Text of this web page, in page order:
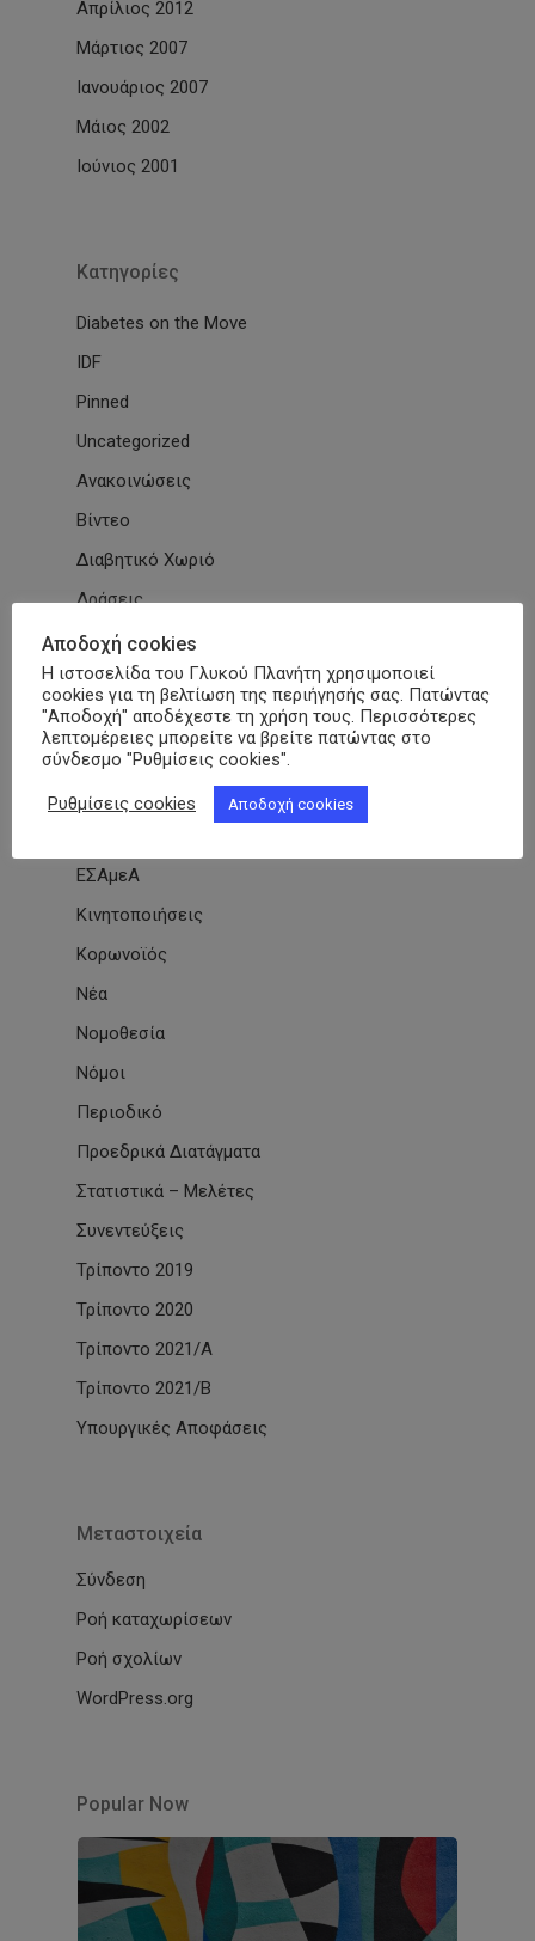
Απρίλιος 2012
Μάρτιος 2007
Ιανουάριος 2007
Μάιος 2002
Ιούνιος 2001
Kατηγορίες
Diabetes on the Move
IDF
Pinned
Uncategorized
Ανακοινώσεις
Βίντεο
Διαβητικό Χωριό
Δράσεις
Εγκύκλιοι
Εθνικές & Διεθνείς Συμβάσεις
Εκδηλώσεις Συλλόγων
Εκπαίδευση
Εκπαιδευτικά Μαθήματα
ΕΣΑμεΑ
Κινητοποιήσεις
Κορωνοϊός
Νέα
Νομοθεσία
Νόμοι
Περιοδικό
Προεδρικά Διατάγματα
Στατιστικά – Μελέτες
Συνεντεύξεις
Τρίποντο 2019
Τρίποντο 2020
Τρίποντο 2021/Α
Τρίποντο 2021/Β
Υπουργικές Αποφάσεις
Μεταστοιχεία
Σύνδεση
Ροή καταχωρίσεων
Ροή σχολίων
WordPress.org
Popular Now
Αποδοχή cookies
Η ιστοσελίδα του Γλυκού Πλανήτη χρησιμοποιεί
cookies για τη βελτίωση της περιήγησής σας. Πατώντας
"Αποδοχή" αποδέχεστε τη χρήση τους. Περισσότερες
λεπτομέρειες μπορείτε να βρείτε πατώντας στο
σύνδεσμο "Ρυθμίσεις cookies".
Ρυθμίσεις cookies Αποδοχή cookies